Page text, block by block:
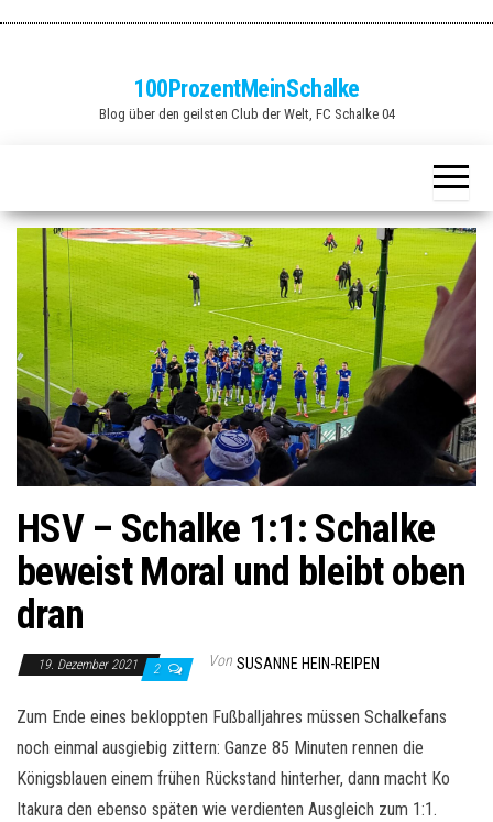
100ProzentMeinSchalke
Blog über den geilsten Club der Welt, FC Schalke 04
HSV – Schalke 1:1: Schalke
beweist Moral und bleibt oben
dran
19. Dezember 2021 2 Von SUSANNE HEIN-REIPEN
Zum Ende eines bekloppten Fußballjahres müssen Schalkefans
noch einmal ausgiebig zittern: Ganze 85 Minuten rennen die
Königsblauen einem frühen Rückstand hinterher, dann macht Ko
Itakura den ebenso späten wie verdienten Ausgleich zum 1:1.